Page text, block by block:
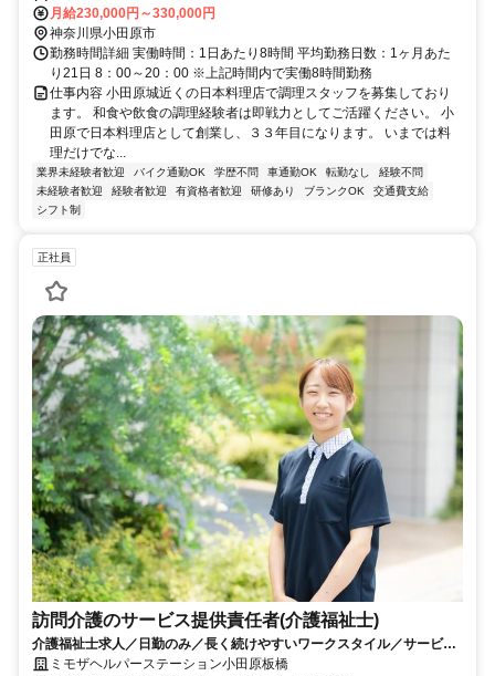
月給230,000円～330,000円
神奈川県小田原市
勤務時間詳細 実働時間：1日あたり8時間 平均勤務日数：1ヶ月あた
り21日 8：00～20：00 ※上記時間内で実働8時間勤務
仕事内容 小田原城近くの日本料理店で調理スタッフを募集しており
ます。 和食や飲食の調理経験者は即戦力としてご活躍ください。 小
田原で日本料理店として創業し、３３年目になります。 いまでは料
理だけでな...
業界未経験者歓迎 バイク通勤OK 学歴不問 車通勤OK 転勤なし
経験不問
未経験者歓迎
経験者歓迎 有資格者歓迎 研修あり ブランクOK
交通費支給
シフト制
正社員
訪問介護のサービス提供責任者(介護福祉士)
介護福祉士求人／日勤のみ／長く続けやすいワークスタイル／サービス
提供責任者
ミモザヘルパーステーション小田原板橋